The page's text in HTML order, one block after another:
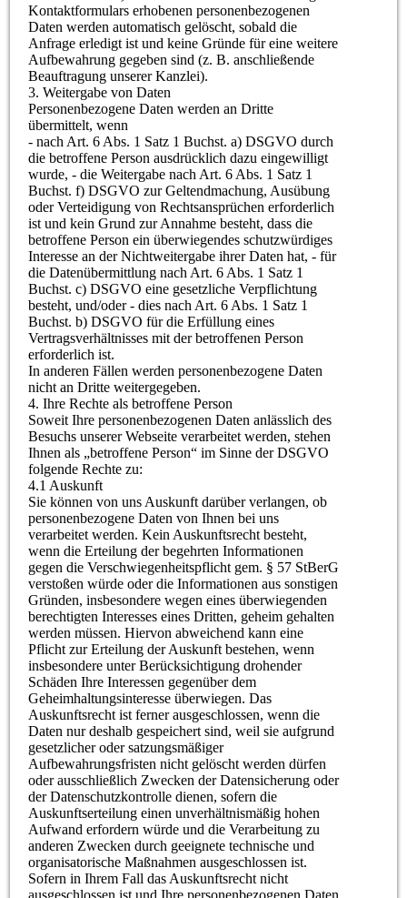
Kontaktformulars erhobenen personenbezogenen
Daten werden automatisch gelöscht, sobald die
Anfrage erledigt ist und keine Gründe für eine weitere
Aufbewahrung gegeben sind (z. B. anschließende
Beauftragung unserer Kanzlei).
3. Weitergabe von Daten
Personenbezogene Daten werden an Dritte
übermittelt, wenn
- nach Art. 6 Abs. 1 Satz 1 Buchst. a) DSGVO durch
die betroffene Person ausdrücklich dazu eingewilligt
wurde, - die Weitergabe nach Art. 6 Abs. 1 Satz 1
Buchst. f) DSGVO zur Geltendmachung, Ausübung
oder Verteidigung von Rechtsansprüchen erforderlich
ist und kein Grund zur Annahme besteht, dass die
betroffene Person ein überwiegendes schutzwürdiges
Interesse an der Nichtweitergabe ihrer Daten hat, - für
die Datenübermittlung nach Art. 6 Abs. 1 Satz 1
Buchst. c) DSGVO eine gesetzliche Verpflichtung
besteht, und/oder - dies nach Art. 6 Abs. 1 Satz 1
Buchst. b) DSGVO für die Erfüllung eines
Vertragsverhältnisses mit der betroffenen Person
erforderlich ist.
In anderen Fällen werden personenbezogene Daten
nicht an Dritte weitergegeben.
4. Ihre Rechte als betroffene Person
Soweit Ihre personenbezogenen Daten anlässlich des
Besuchs unserer Webseite verarbeitet werden, stehen
Ihnen als „betroffene Person“ im Sinne der DSGVO
folgende Rechte zu:
4.1 Auskunft
Sie können von uns Auskunft darüber verlangen, ob
personenbezogene Daten von Ihnen bei uns
verarbeitet werden. Kein Auskunftsrecht besteht,
wenn die Erteilung der begehrten Informationen
gegen die Verschwiegenheitspflicht gem. § 57 StBerG
verstoßen würde oder die Informationen aus sonstigen
Gründen, insbesondere wegen eines überwiegenden
berechtigten Interesses eines Dritten, geheim gehalten
werden müssen. Hiervon abweichend kann eine
Pflicht zur Erteilung der Auskunft bestehen, wenn
insbesondere unter Berücksichtigung drohender
Schäden Ihre Interessen gegenüber dem
Geheimhaltungsinteresse überwiegen. Das
Auskunftsrecht ist ferner ausgeschlossen, wenn die
Daten nur deshalb gespeichert sind, weil sie aufgrund
gesetzlicher oder satzungsmäßiger
Aufbewahrungsfristen nicht gelöscht werden dürfen
oder ausschließlich Zwecken der Datensicherung oder
der Datenschutzkontrolle dienen, sofern die
Auskunftserteilung einen unverhältnismäßig hohen
Aufwand erfordern würde und die Verarbeitung zu
anderen Zwecken durch geeignete technische und
organisatorische Maßnahmen ausgeschlossen ist.
Sofern in Ihrem Fall das Auskunftsrecht nicht